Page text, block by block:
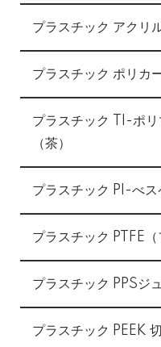
プラスチック アクリ
プラスチック ポリカ
プラスチック TI-ポ
（茶）
プラスチック PI-べス
プラスチック PTFE（
プラスチック PPSジ
プラスチック PEEK